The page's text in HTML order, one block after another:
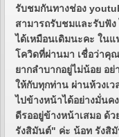
รับชมกันทางช่อง
สามารถรับชมและรับฟั
ได้เหมือนเดิมนะคะ ใน
โควิดที่ผ่านมา เชื่อว่าคุ
ยากลำบากอยู่ไม่น้อย อย่
ให้กับทุกท่าน ผ่านห้วงเ
ไปข้างหน้าได้อย่างมั่นค
ดีรออยู่ข้างหน้าเสมอ ด้
รังสิมันต์" ค่ะ น้อท รังสิ